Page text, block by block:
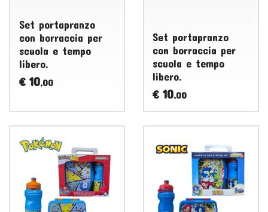
Set portapranzo
con borraccia per
scuola e tempo
libero.
€ 10,00
Set portapranzo
con borraccia per
scuola e tempo
libero.
€ 10,00